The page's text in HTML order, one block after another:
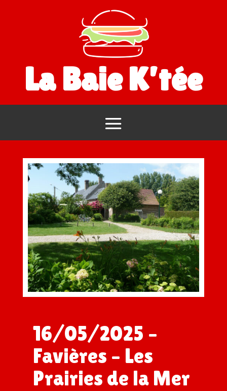
La Baie K’tée
16/05/2025 –
Favières – Les
Prairies de la Mer